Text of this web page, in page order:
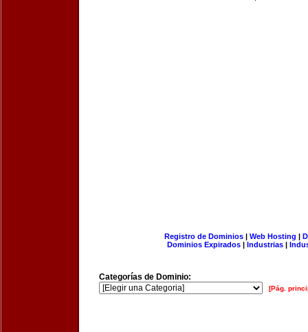
Registro de Dominios| Web Hosting |
Dominios Expirados | Industrias |
Categorías de Dominio:
[Pág.